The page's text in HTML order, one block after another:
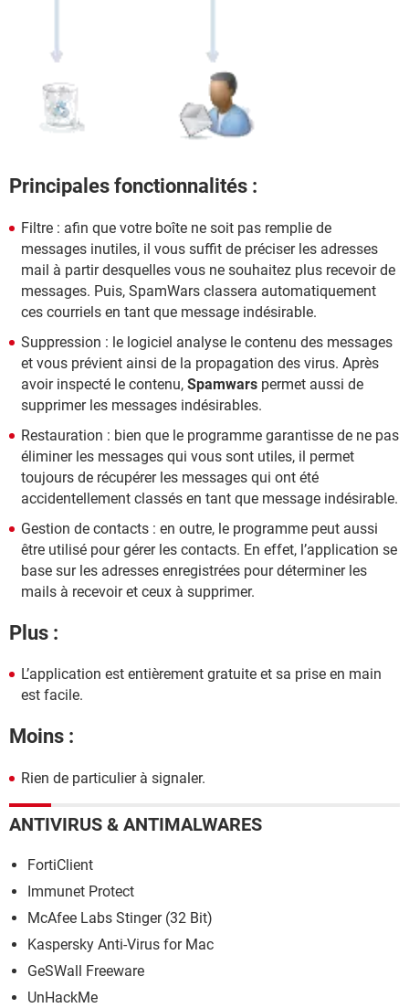
Principales fonctionnalités :
Filtre : afin que votre boîte ne soit pas remplie de
messages inutiles, il vous suffit de préciser les adresses
mail à partir desquelles vous ne souhaitez plus recevoir de
messages. Puis, SpamWars classera automatiquement
ces courriels en tant que message indésirable.
Suppression : le logiciel analyse le contenu des messages
et vous prévient ainsi de la propagation des virus. Après
avoir inspecté le contenu, Spamwars permet aussi de
supprimer les messages indésirables.
Restauration : bien que le programme garantisse de ne pas
éliminer les messages qui vous sont utiles, il permet
toujours de récupérer les messages qui ont été
accidentellement classés en tant que message indésirable.
Gestion de contacts : en outre, le programme peut aussi
être utilisé pour gérer les contacts. En effet, l’application se
base sur les adresses enregistrées pour déterminer les
mails à recevoir et ceux à supprimer.
Plus :
L’application est entièrement gratuite et sa prise en main
est facile.
Moins :
Rien de particulier à signaler.
ANTIVIRUS & ANTIMALWARES
FortiClient
Immunet Protect
McAfee Labs Stinger (32 Bit)
Kaspersky Anti-Virus for Mac
GeSWall Freeware
UnHackMe